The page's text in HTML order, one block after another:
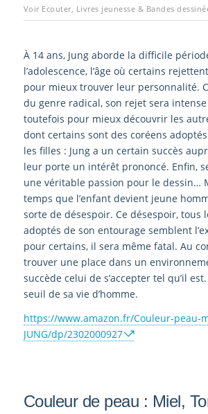
Voir Ecouter, Livres jeunesse & Bandes
À 14 ans, Jung aborde la difficile
l’adolescence, l’âge où certains
pour mieux trouver leur personnalité.
du genre radical, son rejet sera intense
toutefois pour mieux découvrir les
dont certains sont des coréens
les filles : Jung a un certain succès
leur porte un intérêt prononcé. Enfin,
une véritable passion pour le dessin…
temps que l’enfant devient jeune
sorte de désespoir. Ce désespoir, tous
adoptés de son entourage semblent
pour certains, il sera même fatal. Au
trouver une place dans un
succède celui de s’accepter tel qu’il
seuil de sa vie d’homme.
https://www.amazon.fr/Couleur-peau-
JUNG/dp/2302000927
Couleur de peau : Miel,